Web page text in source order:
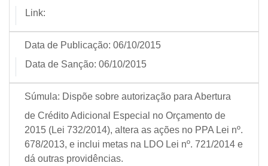
Link:
Data de Publicação: 06/10/2015
Data de Sanção: 06/10/2015
Súmula: Dispõe sobre autorização para Abertura
de Crédito Adicional Especial no Orçamento de
2015 (Lei 732/2014), altera as ações no PPA Lei nº.
678/2013, e inclui metas na LDO Lei nº. 721/2014 e
dá outras providências.